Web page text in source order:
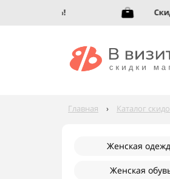
Главная › Каталог
Женская
Женская